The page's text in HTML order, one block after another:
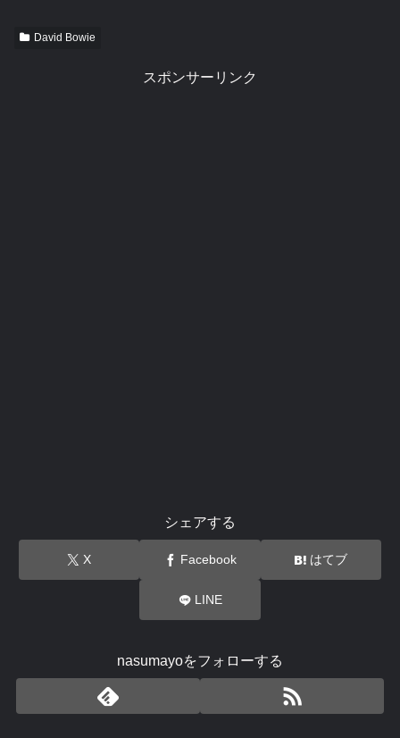
David Bowie
スポンサーリンク
シェアする
X Facebook はてブ
LINE
nasumayoをフォローする